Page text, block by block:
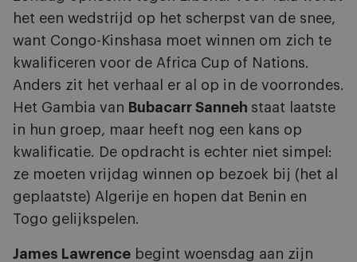
het een wedstrijd op het scherpst van de snee,
want Congo-Kinshasa moet winnen om zich te
kwalificeren voor de Africa Cup of Nations.
Anders zit het verhaal er al op in de voorrondes.
Het Gambia van Bubacarr Sanneh staat laatste
in hun groep, maar heeft nog een kans op
kwalificatie. De opdracht is echter niet simpel:
ze moeten vrijdag winnen op bezoek bij (het al
geplaatste) Algerije en hopen dat Benin en
Togo gelijkspelen.
James Lawrence begint woensdag aan zijn